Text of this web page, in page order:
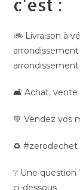
c'est :
🚲 Livraison à
🛋️ Achat, vente
💚 Vendez vos
♻️ #zerodechet
❔ Une
ci-dessous